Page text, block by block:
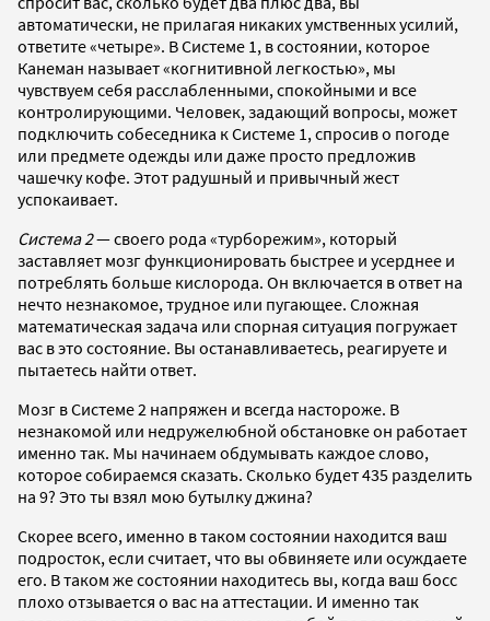
автоматически, не прилагая никаких умственных усилий,
ответите «четыре». В Системе 1, в состоянии, которое
Канеман называет «когнитивной легкостью», мы
чувствуем себя расслабленными, спокойными и все
контролирующими. Человек, задающий вопросы, может
подключить собеседника к Системе 1, спросив о погоде
или предмете одежды или даже просто предложив
чашечку кофе. Этот радушный и привычный жест
успокаивает.
Система 2— своего рода «турборежим», который
заставляет мозг функционировать быстрее и усерднее и
потреблять больше кислорода. Он включается в ответ на
нечто незнакомое, трудное или пугающее. Сложная
математическая задача или спорная ситуация погружает
вас в это состояние. Вы останавливаетесь, реагируете и
пытаетесь найти ответ.
Мозг в Системе 2 напряжен и всегда настороже. В
незнакомой или недружелюбной обстановке он работает
именно так. Мы начинаем обдумывать каждое слово,
которое собираемся сказать. Сколько будет 435 разделить
на 9? Это ты взял мою бутылку джина?
Скорее всего, именно в таком состоянии находится ваш
подросток, если считает, что вы обвиняете или осуждаете
его. В таком же состоянии находитесь вы, когда ваш босс
плохо отзывается о вас на аттестации. И именно так